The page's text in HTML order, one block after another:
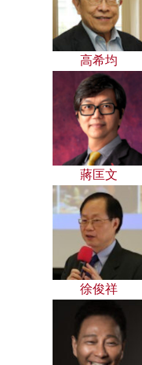
高希均
蔣匡文
徐俊祥